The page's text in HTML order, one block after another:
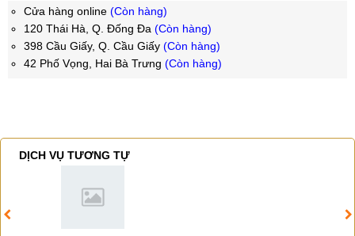
Cửa hàng online (Còn hàng)
120 Thái Hà, Q. Đống Đa (Còn hàng)
398 Cầu Giấy, Q. Cầu Giấy (Còn hàng)
42 Phố Vọng, Hai Bà Trưng (Còn hàng)
DỊCH VỤ TƯƠNG TỰ